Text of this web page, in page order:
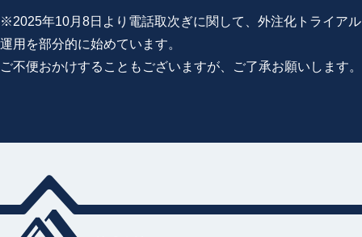
※2025年10月8日より電話取次ぎに関して、外注化トライアル
運用を部分的に始めています。
ご不便おかけすることもございますが、ご了承お願いします。